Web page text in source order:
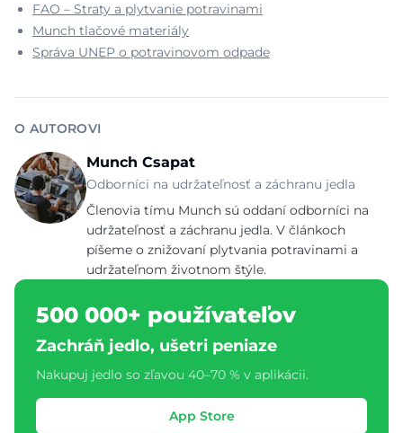
FAO – Straty a plytvanie potravinami
Munch tlačové materiály
Správa UNEP o potravinovom odpade
O AUTOROVI
Munch Csapat
Odborníci na udržateľnosť a záchranu jedla
Členovia tímu Munch sú oddaní odborníci na
udržateľnosť a záchranu jedla. V článkoch
píšeme o znižovaní plytvania potravinami a
udržateľnom životnom štýle.
500 000+ používateľov
Zachráň jedlo, ušetri peniaze
Nakupuj jedlo so zľavou 40–70 % v aplikácii.
App Store